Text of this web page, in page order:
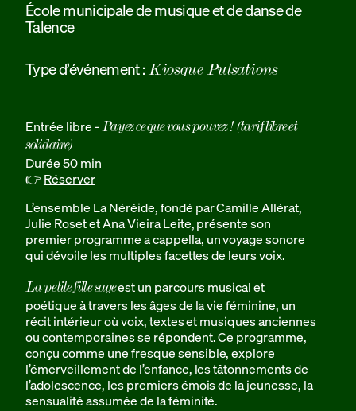
École municipale de musique et de danse de
Talence
Type d’événement : Kiosque Pulsations
Entrée libre -Payez ce que vous pouvez ! (tarif libre et
solidaire)
Durée 50 min
👉 Réserver
L’ensemble La Néréide, fondé par Camille Allérat,
Julie Roset et Ana Vieira Leite, présente son
premier programme a cappella, un voyage sonore
qui dévoile les multiples facettes de leurs voix.
La petite fille sageest un parcours musical et
poétique à travers les âges de la vie féminine, un
récit intérieur où voix, textes et musiques anciennes
ou contemporaines se répondent. Ce programme,
conçu comme une fresque sensible, explore
l’émerveillement de l’enfance, les tâtonnements de
l’adolescence, les premiers émois de la jeunesse, la
sensualité assumée de la féminité.